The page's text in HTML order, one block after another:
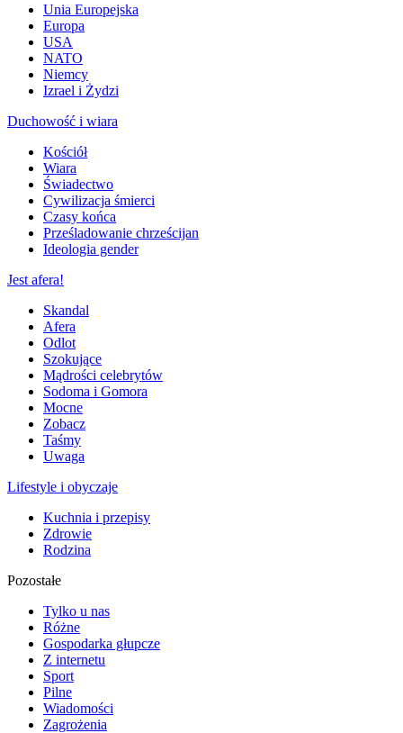
Unia Europejska
Europa
USA
NATO
Niemcy
Izrael i Żydzi
Duchowość i wiara
Kościół
Wiara
Świadectwo
Cywilizacja śmierci
Czasy końca
Prześladowanie chrześcijan
Ideologia gender
Jest afera!
Skandal
Afera
Odlot
Szokujące
Mądrości celebrytów
Sodoma i Gomora
Mocne
Zobacz
Taśmy
Uwaga
Lifestyle i obyczaje
Kuchnia i przepisy
Zdrowie
Rodzina
Pozostałe
Tylko u nas
Różne
Gospodarka głupcze
Z internetu
Sport
Pilne
Wiadomości
Zagrożenia